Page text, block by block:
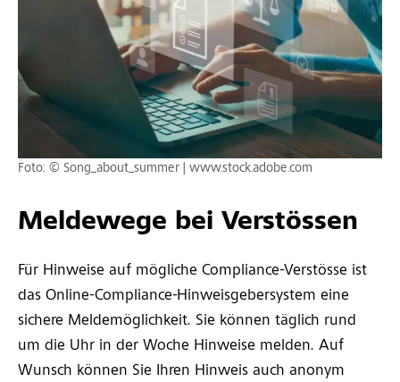
Meldewege bei Verstössen
Für Hinweise auf mögliche Compliance-Verstösse ist
das Online-Compliance-Hinweisgebersystem eine
sichere Meldemöglichkeit. Sie können täglich rund
um die Uhr in der Woche Hinweise melden. Auf
Wunsch können Sie Ihren Hinweis auch anonym
Foto: © Song_about_summer | www.stock.adobe.com